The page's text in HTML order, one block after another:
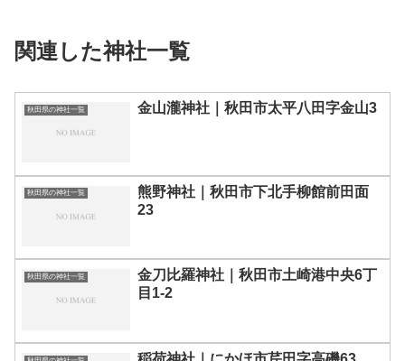
関連した神社一覧
秋田県の神社一覧 金山瀧神社｜秋田市太平八田字金山3
秋田県の神社一覧
熊野神社｜秋田市下北手柳館前田面
23
秋田県の神社一覧
金刀比羅神社｜秋田市土崎港中央6丁
目1-2